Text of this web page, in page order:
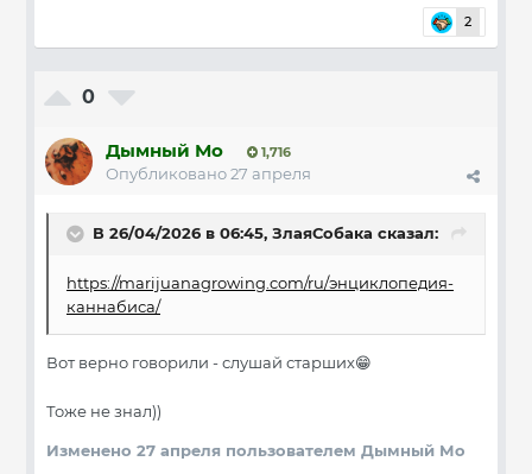
2
0
Дымный Мо 1,716
Опубликовано27 апреля
В 26/04/2026 в 06:45, ЗлаяСобака сказал:
https://marijuanagrowing.com/ru/энциклопедия-
каннабиса/
Вот верно говорили - слушай старших😁
Тоже не знал))
Изменено 27 апреля пользователем Дымный Мо